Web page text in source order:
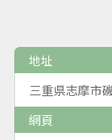
地址
三重県志摩市
網頁